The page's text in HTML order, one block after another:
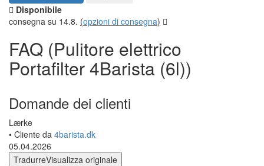
Disponibile
consegna su 14.8. (opzioni di consegna)
FAQ (Pulitore elettrico
Portafilter 4Barista (6l))
Domande dei clienti
Lærke
• Cliente da 4barista.dk
05.04.2026
TradurreVisualizza originale